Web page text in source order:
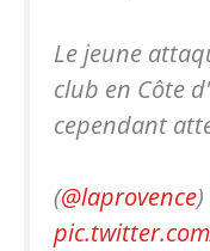
Le jeune
club en Côte
cependant
(@laprovence)